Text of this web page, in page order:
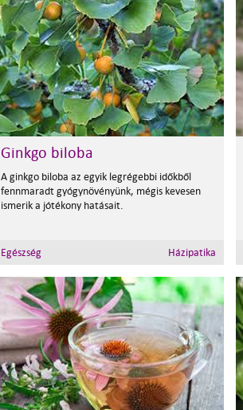
Ginkgo biloba
A ginkgo biloba az egyik legrégebbi időkből
fennmaradt gyógynövényünk, mégis kevesen
ismerik a jótékony hatásait.
Egészség Házipatika